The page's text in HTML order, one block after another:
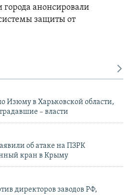
города анонсировали
защиты от
Изюму в Харьковской области,
– власти
об атаке на ПЗРК
кран в Крыму
директоров заводов РФ,